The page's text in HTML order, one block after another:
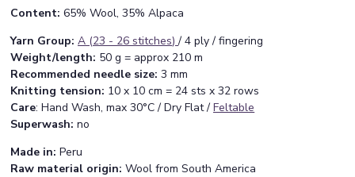
Content: 65% Wool, 35% Alpaca
Yarn Group: A (23 - 26 stitches)/ 4 ply / fingering
Weight/length: 50 g = approx 210 m
Recommended needle size: 3 mm
Knitting tension: 10 x 10 cm = 24 sts x 32 rows
Care: Hand Wash, max 30°C / Dry Flat /Feltable
Superwash: no
Made in:Peru
Raw material origin: Wool from South America